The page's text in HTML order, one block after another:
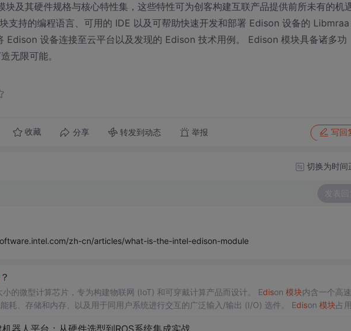
及其硬件规格与核心特性集，这些特性可为创客构建互联产品提供前所未有的机
支持的编程语言、可用的 IDE 以及可帮助快速开发和部署 Edison 设备的 Libmraa
Edison 设备连接至云平台以及发现的 Edison 技术用例。 Edison 模块具备诸多功
无限可能。
收藏 分享 转发到动态 举报 写回
切换为时间
发表回
zh-cn/articles/what-is-the-intel-edison-module
？
的微型计算芯片，专为构建物联网 (IoT) 和可穿戴计算产品而设计。 Edison 模块内含一个高
耗、存储和内存、以及用于同用户系统进行交互的广泛输入/输出 (I/O) 选件。 Edison 模块占
器人平台：从硬件选型到ROS系统集成实战